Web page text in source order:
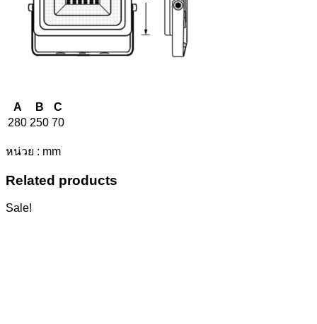
A B
C
280 250 70
หน่วย : mm
Related products
Sale!